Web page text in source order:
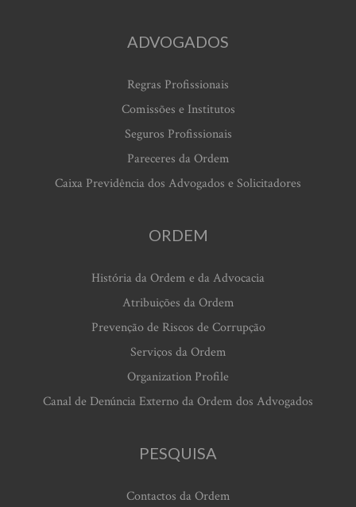
ADVOGADOS
Regras Profissionais
Comissões e Institutos
Seguros Profissionais
Pareceres da Ordem
Caixa Previdência dos Advogados e Solicitadores
ORDEM
História da Ordem e da Advocacia
Atribuições da Ordem
Prevenção de Riscos de Corrupção
Serviços da Ordem
Organization Profile
Canal de Denúncia Externo da Ordem dos Advogados
PESQUISA
Contactos da Ordem